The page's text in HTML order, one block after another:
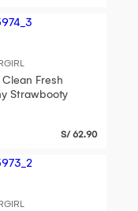
Fresh
Strawbooty
S/ 62.90